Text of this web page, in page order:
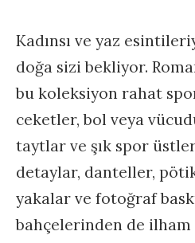
Kadınsı ve yaz
doğa sizi bekliyor.
bu koleksiyon rahat
ceketler, bol veya
taytlar ve şık spor
detaylar, danteller,
yakalar ve fotoğraf
bahçelerinden de ilham